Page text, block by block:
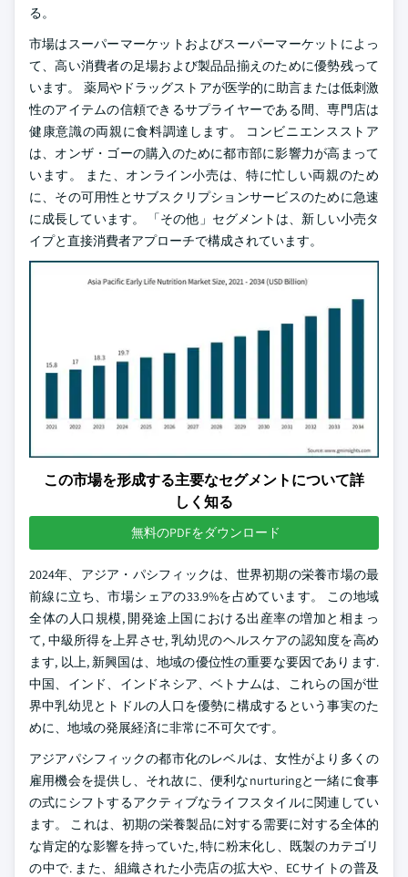
る。
市場はスーパーマーケットおよびスーパーマーケットによっ
て、高い消費者の足場および製品品揃えのために優勢残って
います。 薬局やドラッグストアが医学的に助言または低刺激
性のアイテムの信頼できるサプライヤーである間、専門店は
健康意識の両親に食料調達します。 コンビニエンスストア
は、オンザ・ゴーの購入のために都市部に影響力が高まって
います。 また、オンライン小売は、特に忙しい両親のため
に、その可用性とサブスクリプションサービスのために急速
に成長しています。 「その他」セグメントは、新しい小売タ
イプと直接消費者アプローチで構成されています。
この市場を形成する主要なセグメントについて詳
しく知る
無料のPDFをダウンロード
2024年、アジア・パシフィックは、世界初期の栄養市場の最
前線に立ち、市場シェアの33.9%を占めています。 この地域
全体の人口規模, 開発途上国における出産率の増加と相まっ
て, 中級所得を上昇させ, 乳幼児のヘルスケアの認知度を高め
ます, 以上, 新興国は、地域の優位性の重要な要因であります.
中国、インド、インドネシア、ベトナムは、これらの国が世
界中乳幼児とトドルの人口を優勢に構成するという事実のた
めに、地域の発展経済に非常に不可欠です。
アジアパシフィックの都市化のレベルは、女性がより多くの
雇用機会を提供し、それ故に、便利なnurturingと一緒に食事
の式にシフトするアクティブなライフスタイルに関連してい
ます。 これは、初期の栄養製品に対する需要に対する全体的
な肯定的な影響を持っていた, 特に粉末化し、既製のカテゴリ
の中で. また、組織された小売店の拡大や、ECサイトの普及